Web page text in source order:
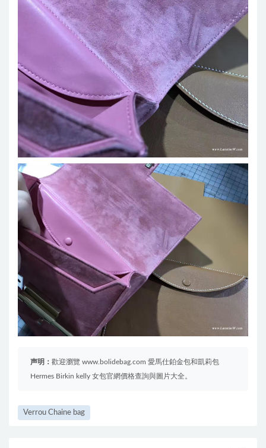
声明： 歡迎瀏覽 www.bolidebag.com 愛馬仕鉑金包和凱莉包
Hermes Birkin kelly 女包官網價格查詢與圖片大全。
Verrou Chaine bag